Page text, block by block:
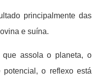
principalmente das
e suína.
que assola o planeta, o
o reflexo está